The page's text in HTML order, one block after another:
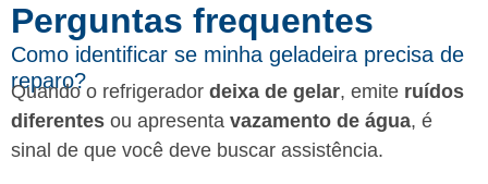
Perguntas frequentes​
Como identificar se minha geladeira precisa de
reparo?
Quando o refrigerador deixa de gelar, emite ruídos
diferentes ou apresenta vazamento de água, é
sinal de que você deve buscar assistência.